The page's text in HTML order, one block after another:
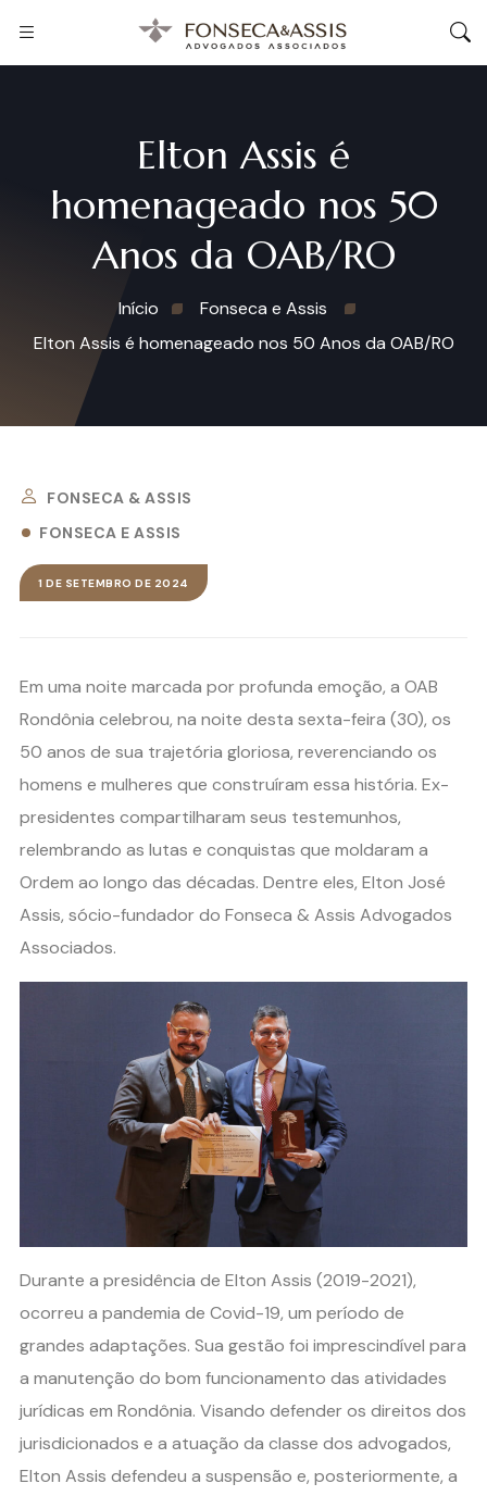
Elton Assis é
homenageado nos 50
Anos da OAB/RO
Início
Fonseca e Assis
Elton Assis é homenageado nos 50 Anos da OAB/RO
FONSECA & ASSIS
FONSECA E ASSIS
1 DE SETEMBRO DE 2024
Em uma noite marcada por profunda emoção, a OAB
Rondônia celebrou, na noite desta sexta-feira (30), os
50 anos de sua trajetória gloriosa, reverenciando os
homens e mulheres que construíram essa história. Ex-
presidentes compartilharam seus testemunhos,
relembrando as lutas e conquistas que moldaram a
Ordem ao longo das décadas. Dentre eles, Elton José
Assis, sócio-fundador do Fonseca & Assis Advogados
Associados.
Durante a presidência de Elton Assis (2019-2021),
ocorreu a pandemia de Covid-19, um período de
grandes adaptações. Sua gestão foi imprescindível para
a manutenção do bom funcionamento das atividades
jurídicas em Rondônia. Visando defender os direitos dos
jurisdicionados e a atuação da classe dos advogados,
Elton Assis defendeu a suspensão e, posteriormente, a